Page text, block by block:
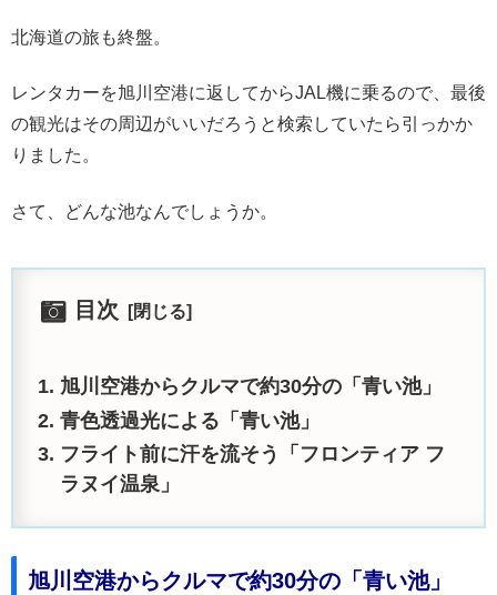
北海道の旅も終盤。
レンタカーを旭川空港に返してからJAL機に乗るので、最後
の観光はその周辺がいいだろうと検索していたら引っかか
りました。
さて、どんな池なんでしょうか。
目次
旭川空港からクルマで約30分の「青い池」
青色透過光による「青い池」
フライト前に汗を流そう「フロンティア フ
ラヌイ温泉」
旭川空港からクルマで約30分の「青い池」